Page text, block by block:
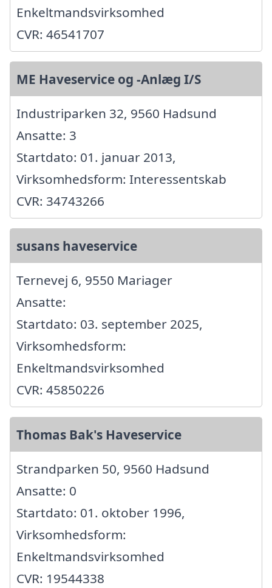
Enkeltmandsvirksomhed
CVR: 46541707
ME Haveservice og -Anlæg I/S
Industriparken 32, 9560 Hadsund
Ansatte: 3
Startdato: 01. januar 2013,
Virksomhedsform: Interessentskab
CVR: 34743266
susans haveservice
Ternevej 6, 9550 Mariager
Ansatte:
Startdato: 03. september 2025,
Virksomhedsform:
Enkeltmandsvirksomhed
CVR: 45850226
Thomas Bak's Haveservice
Strandparken 50, 9560 Hadsund
Ansatte: 0
Startdato: 01. oktober 1996,
Virksomhedsform:
Enkeltmandsvirksomhed
CVR: 19544338